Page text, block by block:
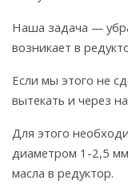
Наша задача —
возникает в
Если мы этого не
вытекать и через
Для этого
диаметром 1-2,5 мм
масла в редуктор.